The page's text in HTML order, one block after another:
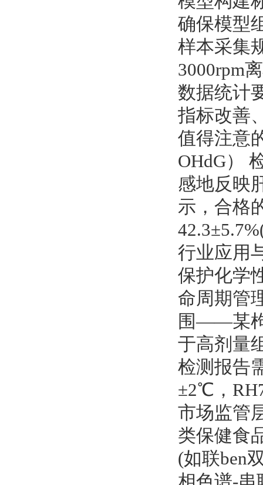
确保模型
样本采集
3000rpm
数据统计
指标改善
值得注意
OHdG）
感地反映
示，合格
行业应用
保护化学
命周期管
围——某枸
于高剂量
检测报告
±2℃，
市场监管
类保健食
(如联ben